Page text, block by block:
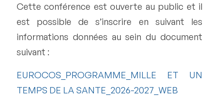
Cette conférence est ouverte au public et il
est possible de s’inscrire en suivant les
informations données au sein du document
suivant :
EUROCOS_PROGRAMME_MILLE ET UN
TEMPS DE LA SANTE_2026-2027_WEB